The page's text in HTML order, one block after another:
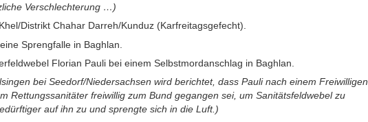
Verschlechterung …)
Distrikt Chahar Darreh/Kunduz (Karfreitagsgefecht).
Sprengfalle in Baghlan.
Florian Pauli bei einem Selbstmordanschlag in Baghlan.
bei Seedorf/Niedersachsen wird berichtet, dass Pauli nach einem Freiwilligen
Rettungssanitäter freiwillig zum Bund gegangen sei, um Sanitätsfeldwebel zu
auf ihn zu und sprengte sich in die Luft.)